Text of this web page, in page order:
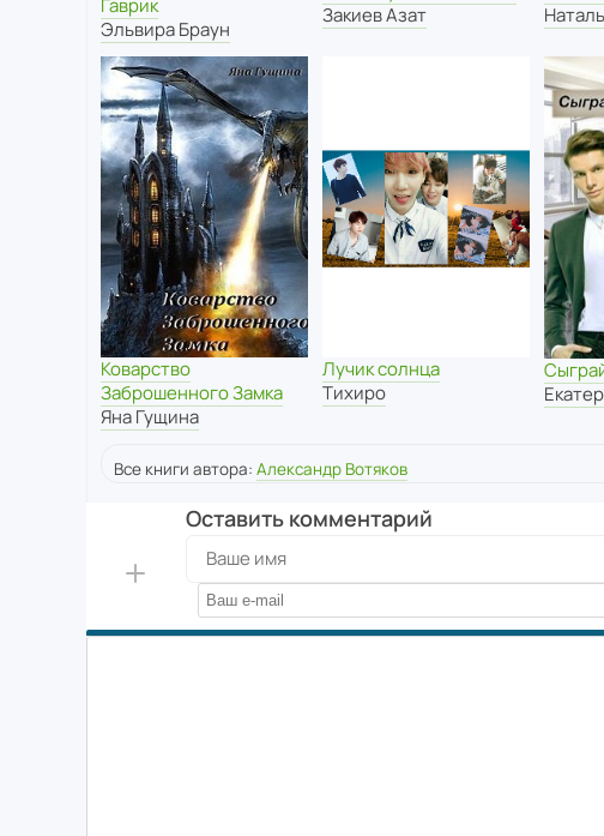
Эльвира Браун
Закиев Азат
Коварство
Заброшенного Замка
Яна Гущина
Лучик солнца
Тихиро
Все книги автора: Александр Вотяков
Оставить комментарий